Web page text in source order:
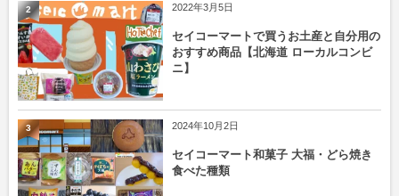
2022年3月5日
セイコーマートで買うお土産と自分用の
おすすめ商品【北海道 ローカルコンビ
ニ】
2
2024年10月2日
セイコーマート和菓子 大福・どら焼き
食べた種類
3